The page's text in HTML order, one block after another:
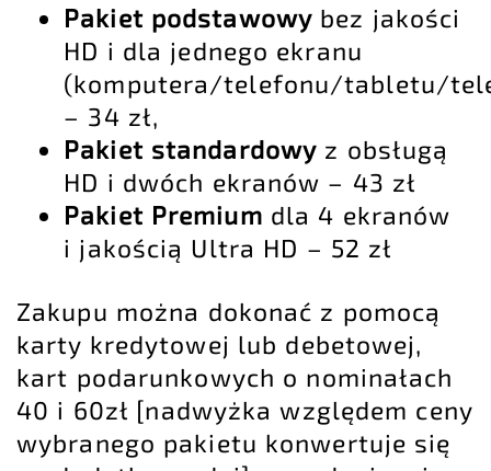
Pakiet podstawowybez jakości
HD i dla jednego ekranu
(komputera/telefonu/tabletu/
– 34 zł,
Pakiet standardowy z obsługą
HD i dwóch ekranów – 43 zł
Pakiet Premium dla 4 ekranów
i jakością Ultra HD – 52 zł
Zakupu można dokonać z pomocą
karty kredytowej lub debetowej,
kart podarunkowych o nominałach
40 i 60zł [nadwyżka względem ceny
wybranego pakietu konwertuje się